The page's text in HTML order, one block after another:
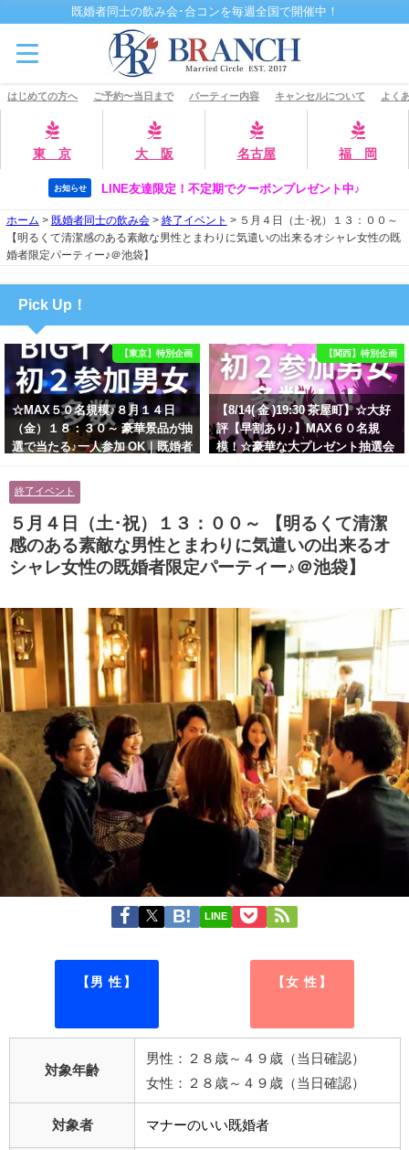
既婚者同士の飲み会･合コンを毎週全国で開催中！
はじめての方へ ご予約〜当日まで パーティー内容 キャンセルについて よく
東 京 大 阪 名古屋 福 岡
お知らせ LINE友達限定！不定期でクーポンプレゼント中♪
ホーム > 既婚者同士の飲み会> 終了イベント > ５月４日（土･祝）１３：００～
【明るくて清潔感のある素敵な男性とまわりに気遣いの出来るオシャレ女性の既
婚者限定パーティー♪＠池袋】
Pick Up！
【東京】特別企画
☆MAX５０名規模♪８月１４日
（金）１８：３０～ 豪華景品が抽
選で当たる♪一人参加 OK｜既婚者
に余裕のある健康的なオシャレ男
性と美容好きで優しさのある大人
女性の既婚者限定ビッグパーティ
ー♪＠池袋】
【関西】特別企画
【8/14( 金 )19:30 茶屋町】☆大好
評【早割あり♪】MAX６０名規
模！☆豪華な大プレゼント抽選会
ティー♪＠茶屋町】
終了イベント
５月４日（土･祝）１３：００～ 【明るくて清潔
感のある素敵な男性とまわりに気遣いの出来るオ
シャレ女性の既婚者限定パーティー♪＠池袋】
LINE
【男 性】 【女 性】
対象年齢
男性：２８歳～４９歳（当日確認）
女性：２８歳～４９歳（当日確認）
対象者 マナーのいい既婚者